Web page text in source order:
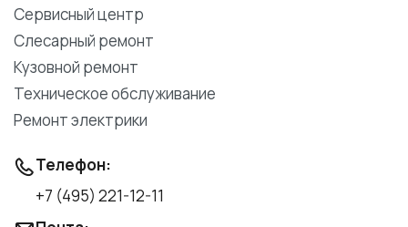
Сервисный центр
Слесарный ремонт
Кузовной ремонт
Техническое обслуживание
Ремонт электрики
Телефон:
+7 (495) 221-12-11